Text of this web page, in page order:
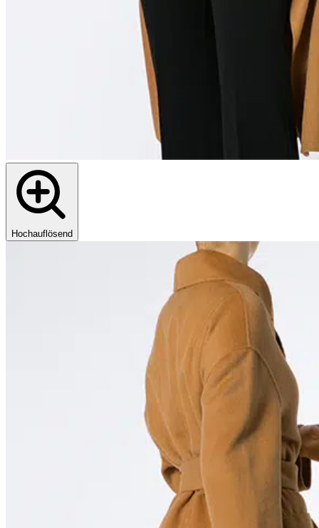
Hochauflösend